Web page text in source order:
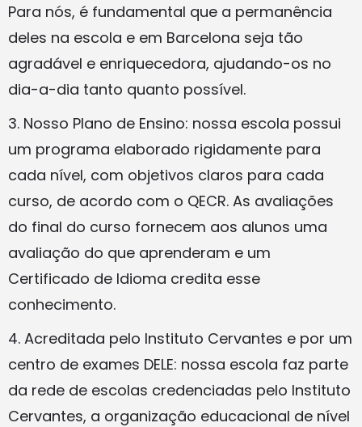
Para nós, é fundamental que a permanência
deles na escola e em Barcelona seja tão
agradável e enriquecedora, ajudando-os no
dia-a-dia tanto quanto possível.
3. Nosso Plano de Ensino: nossa escola possui
um programa elaborado rigidamente para
cada nível, com objetivos claros para cada
curso, de acordo com o QECR. As avaliações
do final do curso fornecem aos alunos uma
avaliação do que aprenderam e um
Certificado de Idioma credita esse
conhecimento.
4. Acreditada pelo Instituto Cervantes e por um
centro de exames DELE: nossa escola faz parte
da rede de escolas credenciadas pelo Instituto
Cervantes, a organização educacional de nível